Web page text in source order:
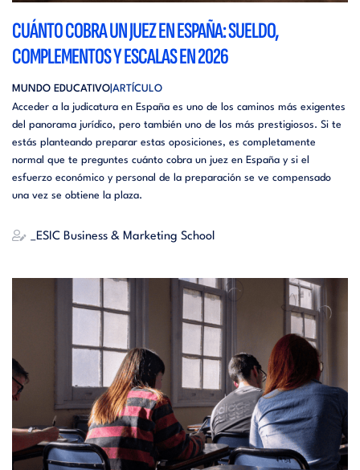
CUÁNTO COBRA UN JUEZ EN ESPAÑA: SUELDO,
COMPLEMENTOS Y ESCALAS EN 2026
MUNDO EDUCATIVO ARTÍCULO
Acceder a la judicatura en España es uno de los caminos más exigentes
del panorama jurídico, pero también uno de los más prestigiosos. Si te
estás planteando preparar estas oposiciones, es completamente
normal que te preguntes cuánto cobra un juez en España y si el
esfuerzo económico y personal de la preparación se ve compensado
una vez se obtiene la plaza.
_ESIC Business & Marketing School